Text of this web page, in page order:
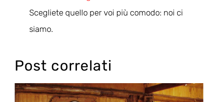
Scegliete quello per voi più comodo: noi ci
siamo.
Post correlati